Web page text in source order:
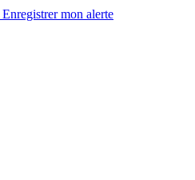
Enregistrermon alerte